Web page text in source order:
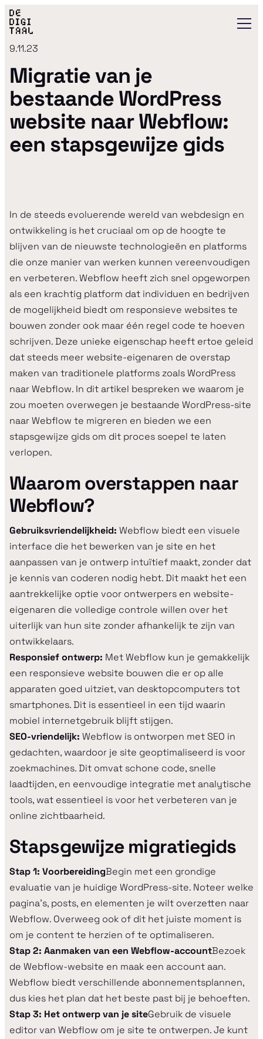
9.11.23
Migratie van je
bestaande WordPress
website naar Webflow:
een stapsgewijze gids
In de steeds evoluerende wereld van webdesign en
ontwikkeling is het cruciaal om op de hoogte te
blijven van de nieuwste technologieën en platforms
die onze manier van werken kunnen vereenvoudigen
en verbeteren. Webflow heeft zich snel opgeworpen
als een krachtig platform dat individuen en bedrijven
de mogelijkheid biedt om responsieve websites te
bouwen zonder ook maar één regel code te hoeven
schrijven. Deze unieke eigenschap heeft ertoe geleid
dat steeds meer website-eigenaren de overstap
maken van traditionele platforms zoals WordPress
naar Webflow. In dit artikel bespreken we waarom je
zou moeten overwegen je bestaande WordPress-site
naar Webflow te migreren en bieden we een
stapsgewijze gids om dit proces soepel te laten
verlopen.
Waarom overstappen naar
Webflow?
Gebruiksvriendelijkheid: Webflow biedt een visuele
interface die het bewerken van je site en het
aanpassen van je ontwerp intuïtief maakt, zonder dat
je kennis van coderen nodig hebt. Dit maakt het een
aantrekkelijke optie voor ontwerpers en website-
eigenaren die volledige controle willen over het
uiterlijk van hun site zonder afhankelijk te zijn van
ontwikkelaars.
Responsief ontwerp: Met Webflow kun je gemakkelijk
een responsieve website bouwen die er op alle
apparaten goed uitziet, van desktopcomputers tot
smartphones. Dit is essentieel in een tijd waarin
mobiel internetgebruik blijft stijgen.
SEO-vriendelijk: Webflow is ontworpen met SEO in
gedachten, waardoor je site geoptimaliseerd is voor
zoekmachines. Dit omvat schone code, snelle
laadtijden, en eenvoudige integratie met analytische
tools, wat essentieel is voor het verbeteren van je
online zichtbaarheid.
Stapsgewijze migratiegids
Stap 1: VoorbereidingBegin met een grondige
evaluatie van je huidige WordPress-site. Noteer welke
pagina's, posts, en elementen je wilt overzetten naar
Webflow. Overweeg ook of dit het juiste moment is
om je content te herzien of te optimaliseren.
Stap 2: Aanmaken van een Webflow-accountBezoek
de Webflow-website en maak een account aan.
Webflow biedt verschillende abonnementsplannen,
dus kies het plan dat het beste past bij je behoeften.
Stap 3: Het ontwerp van je siteGebruik de visuele
editor van Webflow om je site te ontwerpen. Je kunt